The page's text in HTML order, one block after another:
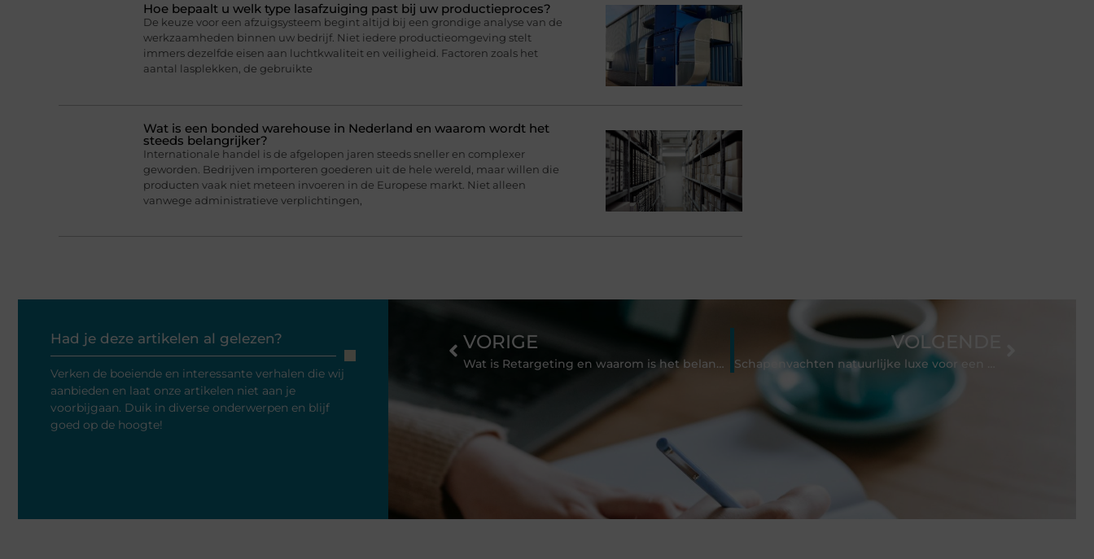
Hoe bepaalt u welk type lasafzuiging past bij uw productieproces?
De keuze voor een afzuigsysteem begint altijd bij een grondige analyse van de
werkzaamheden binnen uw bedrijf. Niet iedere productieomgeving stelt
immers dezelfde eisen aan luchtkwaliteit en veiligheid. Factoren zoals het
aantal lasplekken, de gebruikte
Wat is een bonded warehouse in Nederland en waarom wordt het
steeds belangrijker?
Internationale handel is de afgelopen jaren steeds sneller en complexer
geworden. Bedrijven importeren goederen uit de hele wereld, maar willen die
producten vaak niet meteen invoeren in de Europese markt. Niet alleen
vanwege administratieve verplichtingen,
Had je deze artikelen al gelezen?
Verken de boeiende en interessante verhalen die wij
aanbieden en laat onze artikelen niet aan je
voorbijgaan. Duik in diverse onderwerpen en blijf
goed op de hoogte!
VORIGE
Wat is Retargeting en waarom is het belangrijk voor jouw bedrijf?
VOLGENDE